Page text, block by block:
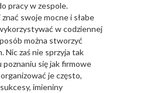
pracy w zespole.
swoje mocne i słabe
w codziennej
można stworzyć
Nic zaś nie sprzyja tak
poznaniu się jak firmowe
je często,
imieniny